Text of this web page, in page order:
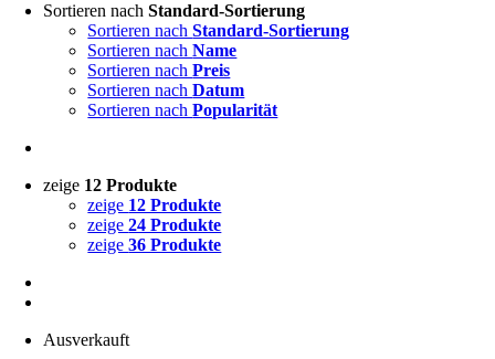
Sortieren nachStandard-Sortierung
Sortieren nachStandard-Sortierung
Sortieren nachName
Sortieren nachPreis
Sortieren nachDatum
Sortieren nachPopularität
zeige 12 Produkte
zeige 12 Produkte
zeige24 Produkte
zeige36 Produkte
Ausverkauft